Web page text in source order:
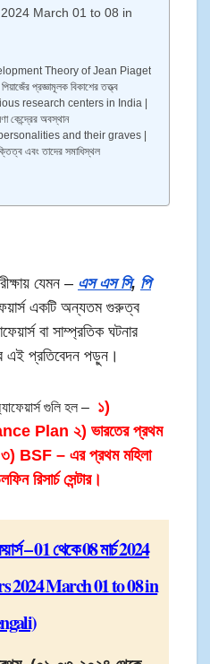
March 01 to 08​ in
Theory of Jean Piaget
প্রজ্ঞামূলক বিকাশের তত্ত্ব
research centers in India |
কেন্দ্রের অবস্থান
and their graves |
এবং তাদের সমাধিস্থল
যেমন – এস এস সি, পি
একটি অন্যতম গুরুত্ব
বা সাম্প্রতিক ঘটনার
এই প্রতিবেদন পড়ুন।
গুলি হল – ১)
Plan ২) ভারতের প্রথম
৩) BSF – এর প্রথম মহিলা
রিসার্চ সেন্টার।
– 01 থেকে 08 মার্চ 2024
2024 March 01 to 08​ in